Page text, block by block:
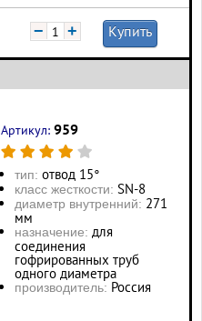
− + Купить
Артикул: 959
тип: отвод 15°
класс жесткости: SN-8
диаметр внутренний: 271
мм
назначение: для
соединения
гофрированных труб
одного диаметра
производитель: Россия